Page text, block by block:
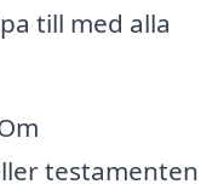
till med alla
testamenten